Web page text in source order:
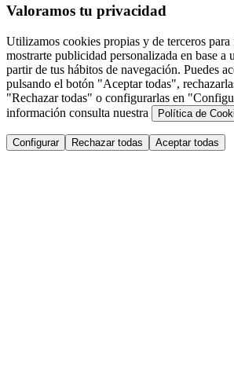
Valoramos tu privacidad
Utilizamos cookies propias y de terceros
mostrarte publicidad personalizada en base a
partir de tus hábitos de navegación. Puedes
pulsando el botón "Aceptar todas",
"Rechazar todas" o configurarlas en
información consulta nuestra
Política de
Configurar Rechazar todas Aceptar todas